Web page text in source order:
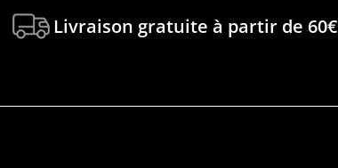
Livraison gratuite à partir de 60€